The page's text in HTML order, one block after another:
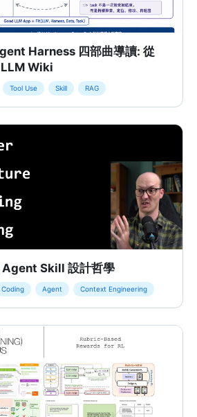
Harness 四部曲導讀: 從
Wiki
Tool Use Skill RAG
Skill 設計哲學
Coding Agent Context Engineering